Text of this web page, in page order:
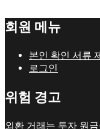
회원 메뉴
본인 확인 서류
로그인
위험 경고
외환 거래는 투자 원